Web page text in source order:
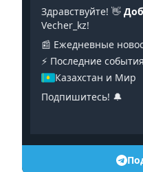
Здравствуйте! 👋
Vecher_kz!
📰 Ежедневные
⚡️ Последние события
Казахстан и Мир
Подпишитесь! 🔔